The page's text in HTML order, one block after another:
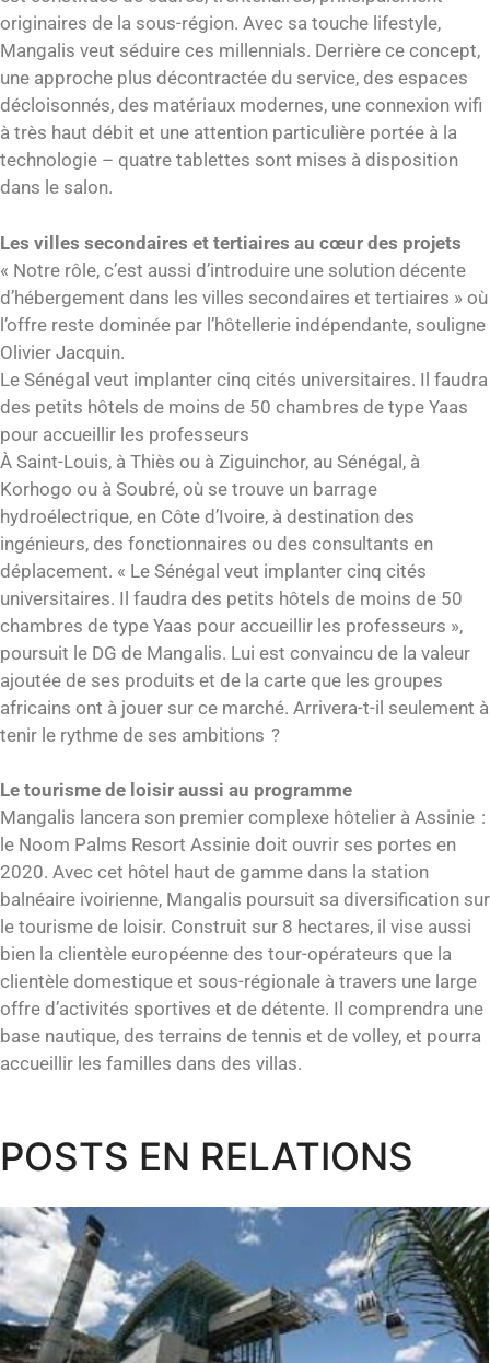
originaires de la sous-région. Avec sa touche lifestyle,
Mangalis veut séduire ces millennials. Derrière ce concept,
une approche plus décontractée du service, des espaces
décloisonnés, des matériaux modernes, une connexion wifi
à très haut débit et une attention particulière portée à la
technologie – quatre tablettes sont mises à disposition
dans le salon.
Les villes secondaires et tertiaires au cœur des projets
« Notre rôle, c’est aussi d’introduire une solution décente
d’hébergement dans les villes secondaires et tertiaires » où
l’offre reste dominée par l’hôtellerie indépendante, souligne
Olivier Jacquin.
Le Sénégal veut implanter cinq cités universitaires. Il faudra
des petits hôtels de moins de 50 chambres de type Yaas
pour accueillir les professeurs
À Saint-Louis, à Thiès ou à Ziguinchor, au Sénégal, à
Korhogo ou à Soubré, où se trouve un barrage
hydroélectrique, en Côte d’Ivoire, à destination des
ingénieurs, des fonctionnaires ou des consultants en
déplacement. « Le Sénégal veut implanter cinq cités
universitaires. Il faudra des petits hôtels de moins de 50
chambres de type Yaas pour accueillir les professeurs »,
poursuit le DG de Mangalis. Lui est convaincu de la valeur
ajoutée de ses produits et de la carte que les groupes
africains ont à jouer sur ce marché. Arrivera-t-il seulement à
tenir le rythme de ses ambitions ?
Le tourisme de loisir aussi au programme
Mangalis lancera son premier complexe hôtelier à Assinie :
le Noom Palms Resort Assinie doit ouvrir ses portes en
2020. Avec cet hôtel haut de gamme dans la station
balnéaire ivoirienne, Mangalis poursuit sa diversification sur
le tourisme de loisir. Construit sur 8 hectares, il vise aussi
bien la clientèle européenne des tour-opérateurs que la
clientèle domestique et sous-régionale à travers une large
offre d’activités sportives et de détente. Il comprendra une
base nautique, des terrains de tennis et de volley, et pourra
accueillir les familles dans des villas.
POSTS EN RELATIONS